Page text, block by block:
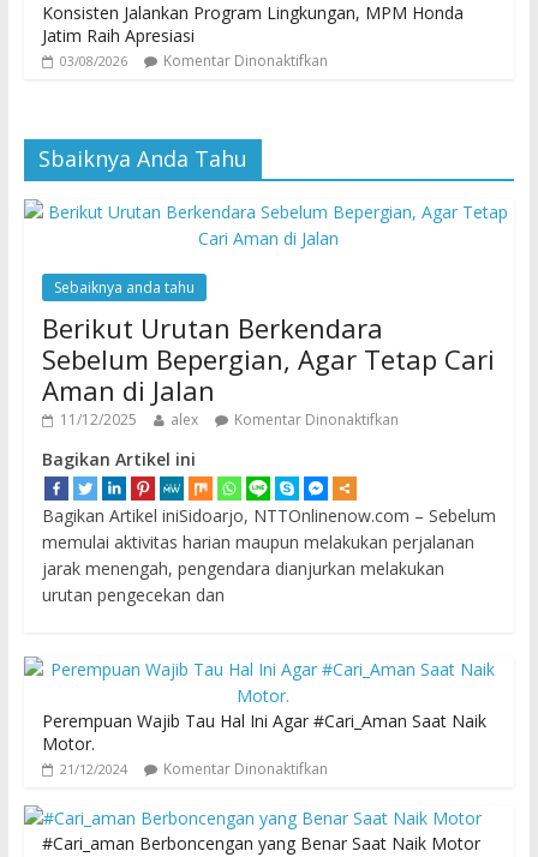
Konsisten Jalankan Program Lingkungan, MPM Honda
Jatim Raih Apresiasi
03/08/2026 Komentar Dinonaktifkan
Sbaiknya Anda Tahu
Sebaiknya anda tahu
Berikut Urutan Berkendara
Sebelum Bepergian, Agar Tetap Cari
Aman di Jalan
11/12/2025 alex Komentar Dinonaktifkan
Bagikan Artikel ini
Bagikan Artikel iniSidoarjo, NTTOnlinenow.com – Sebelum
memulai aktivitas harian maupun melakukan perjalanan
jarak menengah, pengendara dianjurkan melakukan
urutan pengecekan dan
Perempuan Wajib Tau Hal Ini Agar #Cari_Aman Saat Naik
Motor.
21/12/2024 Komentar Dinonaktifkan
#Cari_aman Berboncengan yang Benar Saat Naik Motor